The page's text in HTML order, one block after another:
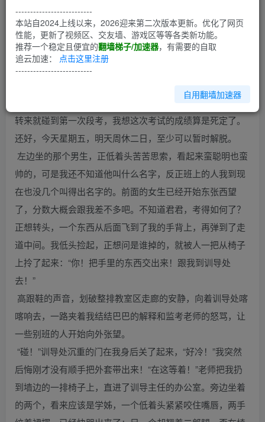
第1回
“该死!还要二十分钟才能交卷！”我咬着笔杆，瞪着乱填都写
不到三成的考试卷，心中暗暗诅咒着；看着班上其它的人奋
市学校的进度，比我们镇上高中快了这么多，更惨的是，刚
转来就碰到第一次段考，我想这次考试的成绩算是死定了。
还好，今天星期五，明天周休二日，至少可以暂时解脱。
左边坐的那个男生，正低着头苦苦思索，看起来蛮聪明也蛮
帅的，可是我还不知道他叫什么名字，反正班上的人我到现
在也没几个叫得出名字的。前面的女生已经开始东张西望
了，分数大概会跟我差不多吧。不知道君君，考得如何了？
正想转头，一个东西从后面飞到了我的手背上，再弹到了走
道中间。我低头捡起，正想问是谁掉的，就被人一把从椅子
上拎了起来：“你！把手里的东西交出来！跟我到训导处
去！”
高跟鞋的声音，划破整排教室区走廊的安静，向着训导处喀
喀响去，一路夹着我结结巴巴的解释和监考老师的怒骂，让
一些别班的人开始向外张望。
“碰！”训导处沉重的门在我身后关了起来，“好冷！”我突然
后悔刚才没有顺手把外套带出来！“在这等着！”老师把我扔
到墙边的一排椅子上，直进了训导主任的办公室。旁边坐着
的两个，看来应该是学姊，一个低着头紧紧咬住嘴唇，两手
--------------------------
本站自2024上线以来，2026迎来第二次版本更新。优化了网页
性能，更新了视频区、交友墙、游戏区等等各类新功能。
推荐一个稳定且便宜的翻墙梯子/加速器，有需要的自取
追云加速： 点击这里注册
--------------------------
自用翻墙加速器